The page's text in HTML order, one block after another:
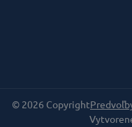
© 2026 Copyright